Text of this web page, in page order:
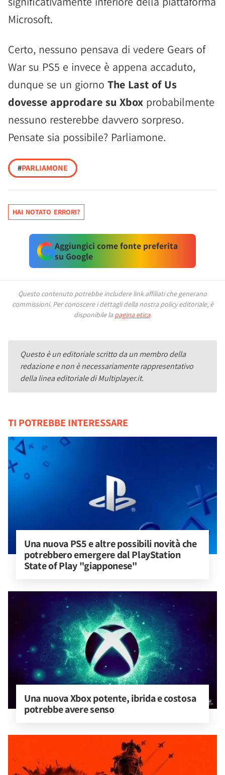
Microsoft.
Certo, nessuno pensava di vedere Gears of
War su PS5 e invece è appena accaduto,
dunque se un giorno The Last of Us
dovesse approdare su Xbox probabilmente
nessuno resterebbe davvero sorpreso.
Pensate sia possibile? Parliamone.
#PARLIAMONE
HAI NOTATO ERRORI?
Aggiungici come fonte preferita
su Google
Questo contenuto potrebbe includere link affiliati che generano
commissioni. Per conoscere i dettagli della nostra policy editoriale, è
disponibile la pagina etica.
Questo è un editoriale scritto da un membro della
redazione e non è necessariamente rappresentativo
della linea editoriale di Multiplayer.it.
TI POTREBBE INTERESSARE
Una nuova PS5 e altre possibili novità che
potrebbero emergere dal PlayStation
State of Play "giapponese"
Una nuova Xbox potente, ibrida e costosa
potrebbe avere senso